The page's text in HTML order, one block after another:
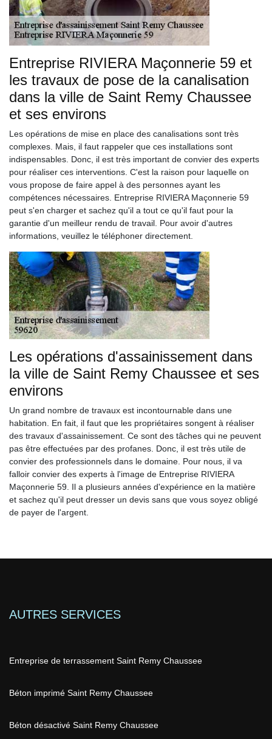
Entreprise RIVIERA Maçonnerie 59 et
les travaux de pose de la canalisation
dans la ville de Saint Remy Chaussee
et ses environs
Les opérations de mise en place des canalisations sont très
complexes. Mais, il faut rappeler que ces installations sont
indispensables. Donc, il est très important de convier des experts
pour réaliser ces interventions. C'est la raison pour laquelle on
vous propose de faire appel à des personnes ayant les
compétences nécessaires. Entreprise RIVIERA Maçonnerie 59
peut s'en charger et sachez qu'il a tout ce qu'il faut pour la
garantie d'un meilleur rendu de travail. Pour avoir d'autres
informations, veuillez le téléphoner directement.
Les opérations d'assainissement dans
la ville de Saint Remy Chaussee et ses
environs
Un grand nombre de travaux est incontournable dans une
habitation. En fait, il faut que les propriétaires songent à réaliser
des travaux d'assainissement. Ce sont des tâches qui ne peuvent
pas être effectuées par des profanes. Donc, il est très utile de
convier des professionnels dans le domaine. Pour nous, il va
falloir convier des experts à l'image de Entreprise RIVIERA
Maçonnerie 59. Il a plusieurs années d'expérience en la matière
et sachez qu'il peut dresser un devis sans que vous soyez obligé
de payer de l'argent.
AUTRES SERVICES
Entreprise de terrassement Saint Remy Chaussee
Béton imprimé Saint Remy Chaussee
Béton désactivé Saint Remy Chaussee